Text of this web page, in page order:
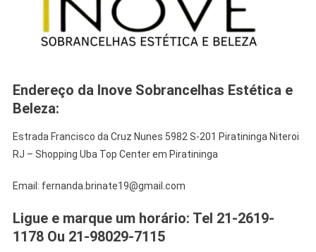
Endereço da Inove Sobrancelhas Estética e
Beleza:
Estrada Francisco da Cruz Nunes 5982 S-201 Piratininga Niteroi
RJ – Shopping Uba Top Center em Piratininga
Email: fernanda.brinate19@gmail.com
Ligue e marque um horário: Tel 21-2619-
1178 Ou 21-98029-7115